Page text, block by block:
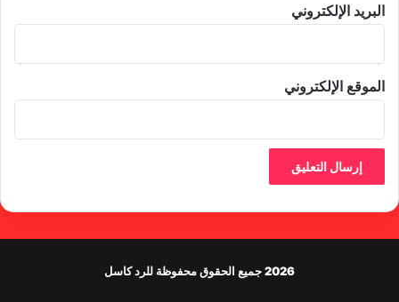
البريد الإلكتروني
الموقع الإلكتروني
2026 جميع الحقوق محفوظة للرد كاسل